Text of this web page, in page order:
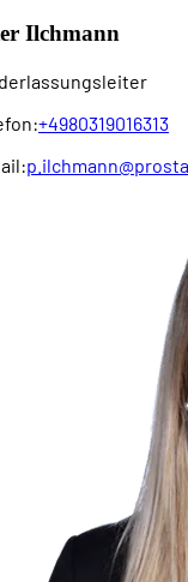
Ilchmann
+4980319016313